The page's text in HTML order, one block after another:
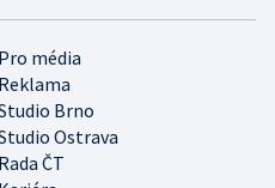
Pro média
Reklama
Brno
Ostrava
Rada ČT